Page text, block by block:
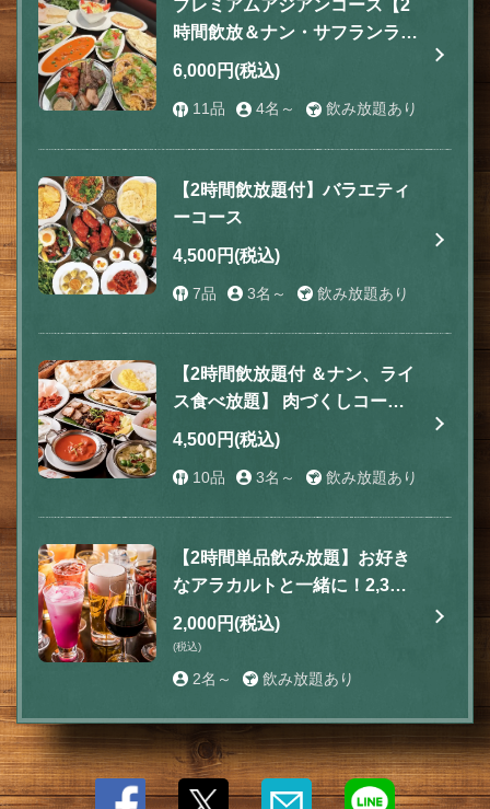
プレミアムアジアンコース【2
時間飲放＆ナン・サフランライ
ス食べ放題】
6,000円(税込)
11品 4名～ 飲み放題あり
【2時間飲放題付】バラエティ
ーコース
4,500円(税込)
7品 3名～ 飲み放題あり
【2時間飲放題付 ＆ナン、ライ
ス食べ放題】 肉づくしコース
4500円
4,500円(税込)
10品 3名～ 飲み放題あり
【2時間単品飲み放題】お好き
なアラカルトと一緒に！2,3次
会ご利用にも♪(生ビール/ラッ
シー付）
2,000円(税込)
(税込)
2名～ 飲み放題あり
この店舗情報をシェアする
ビニ
千葉県流山市おおたかの森西１丁目2-5 pipito 1F A
https://lumbini-otakanomori.owst.jp/courses